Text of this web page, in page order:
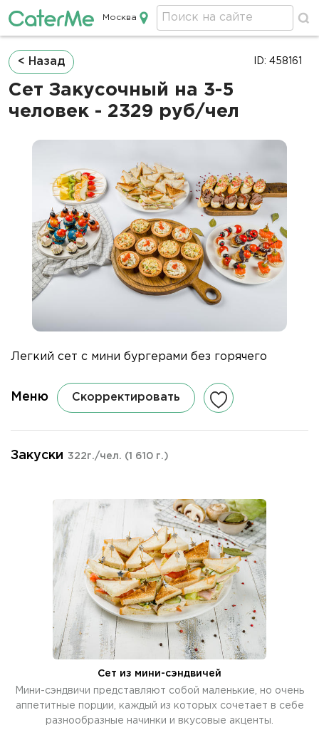
Кейтеринг в Москве
Москва
Строка
навигации
< Назад
Сет Закусочный на 3-5
человек - 2329 руб/чел
ID: 458161
Легкий сет с мини бургерами без горячего
Меню Скорректировать
Закуски 322г./чел. (1 610 г.)
Сет из мини-сэндвичей
Мини-сэндвичи представляют собой маленькие, но очень
аппетитные порции, каждый из которых сочетает в себе
разнообразные начинки и вкусовые акценты.